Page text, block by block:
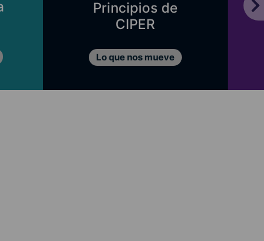
Principios de
CIPER
Lo que nos mueve